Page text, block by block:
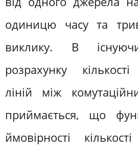
одиницю часу та
виклику. В
розрахунку
ліній між
приймається, що
ймовірності